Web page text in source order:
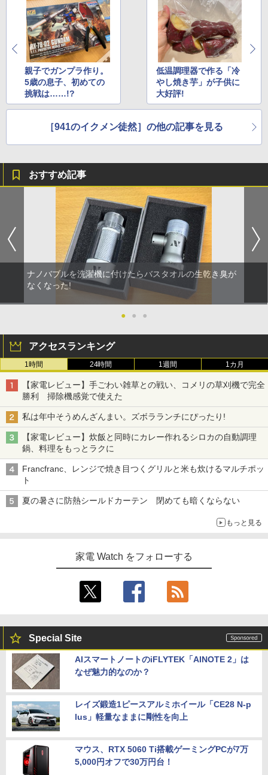
親子でガンプラ作り。
5歳の息子、初めての
挑戦は……!?
低温調理器で作る「冷
やし焼き芋」が子供に
大好評!
［941のイクメン徒然］の他の記事を見る
おすすめ記事
ナノバブルを洗濯機に付けたらバスタオルの生乾き臭が
なくなった!
● ● ●
アクセスランキング
1時間 24時間 1週間 1カ月
【家電レビュー】手ごわい雑草との戦い、コメリの草刈機で完全
勝利 掃除機感覚で使えた
私は年中そうめんざんまい。ズボラランチにぴったり!
【家電レビュー】炊飯と同時にカレー作れるシロカの自動調理
鍋、料理をもっとラクに
Francfranc、レンジで焼き目つくグリルと米も炊けるマルチポッ
ト
夏の暑さに防熱シールドカーテン 閉めても暗くならない
もっと見る
家電 Watch をフォローする
Special Site
AIスマートノートのiFLYTEK「AINOTE 2」は
なぜ魅力的なのか？
レイズ鍛造1ピースアルミホイール「CE28 N-p
lus」軽量なままに剛性を向上
マウス、RTX 5060 Ti搭載ゲーミングPCが7万
5,000円オフで30万円台！